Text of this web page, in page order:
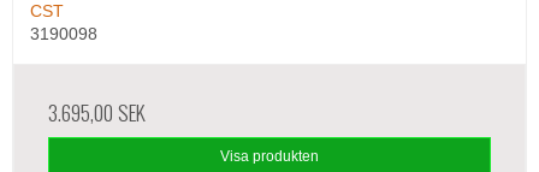
CST
3190098
3.695,00 SEK
Visa produkten